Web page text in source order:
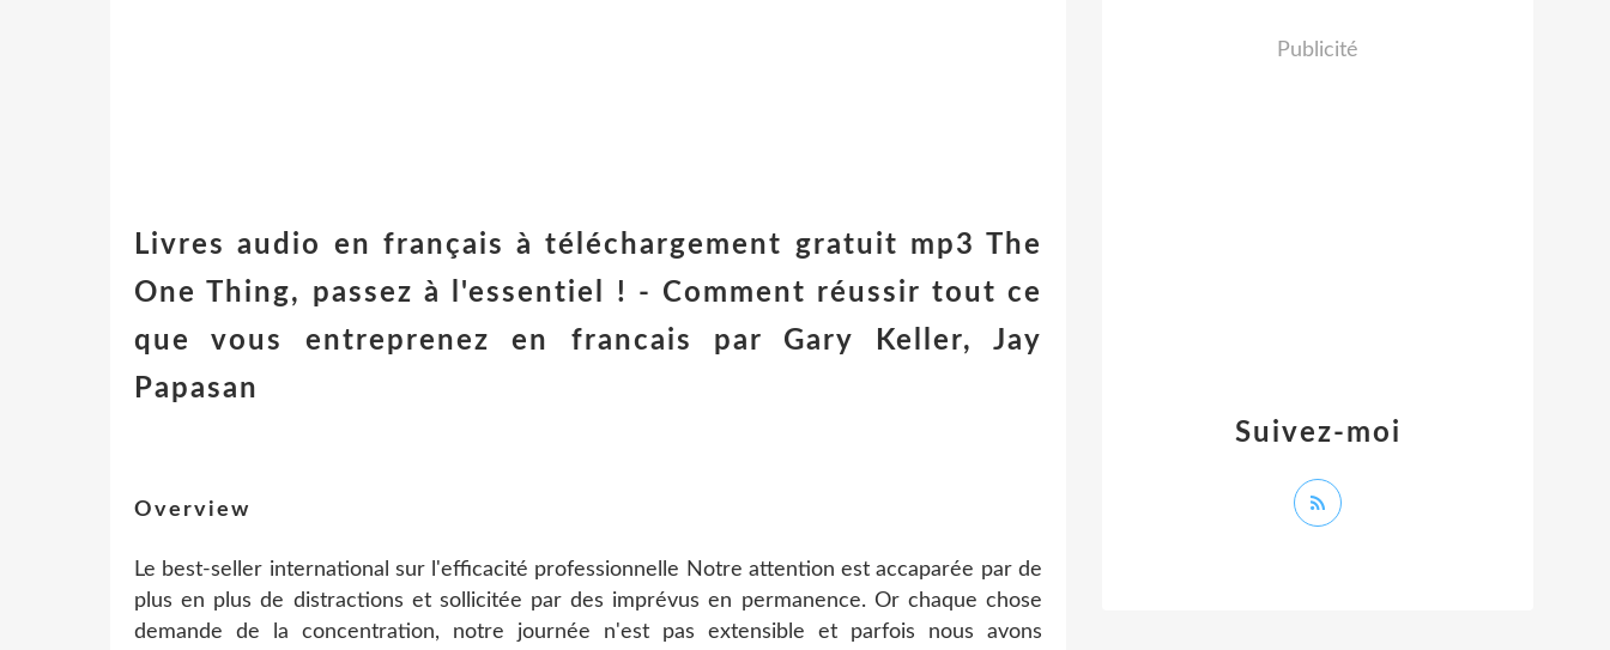
Livres audio en français à téléchargement gratuit mp3 The
One Thing, passez à l'essentiel ! - Comment réussir tout ce
que vous entreprenez en francais par Gary Keller, Jay
Papasan
Overview
Le best-seller international sur l'efficacité professionnelle Notre attention est accaparée par de
plus en plus de distractions et sollicitée par des imprévus en permanence. Or chaque chose
demande de la concentration, notre journée n'est pas extensible et parfois nous avons
Suivez-moi
Publicité